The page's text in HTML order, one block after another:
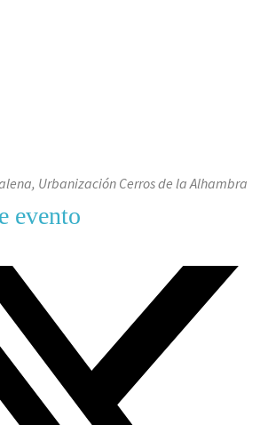
Urbanización Cerros de la Alhambra
evento